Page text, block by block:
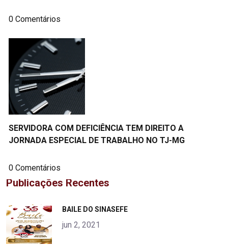
0 Comentários
SERVIDORA COM DEFICIÊNCIA TEM DIREITO A
JORNADA ESPECIAL DE TRABALHO NO TJ-MG
0 Comentários
Publicações Recentes
alt="product">
BAILE DO SINASEFE
jun 2, 2021